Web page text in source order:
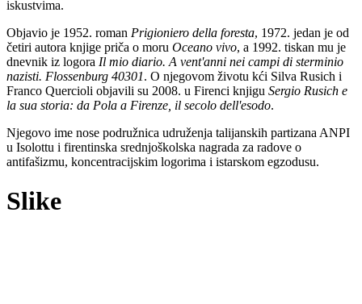
iskustvima.
Objavio je 1952. roman Prigioniero della foresta, 1972. jedan je od
četiri autora knjige priča o moru Oceano vivo, a 1992. tiskan mu je
dnevnik iz logora Il mio diario. A vent'anni nei campi di sterminio
nazisti. Flossenburg 40301. O njegovom životu kći Silva Rusich i
Franco Quercioli objavili su 2008. u Firenci knjigu Sergio Rusich e
la sua storia: da Pola a Firenze, il secolo dell'esodo.
Njegovo ime nose podružnica udruženja talijanskih partizana ANPI
u Isolottu i firentinska srednjoškolska nagrada za radove o
antifašizmu, koncentracijskim logorima i istarskom egzodusu.
Slike